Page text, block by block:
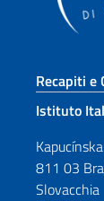
Recapiti e
Istituto
811 03
Slovacchia